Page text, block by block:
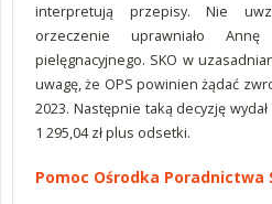
interpretują przepisy. Nie
orzeczenie uprawniało
pielęgnacyjnego. SKO w
uwagę, że OPS powinien żądać
2023. Następnie taką decyzję
1 295,04 zł plus odsetki.
Pomoc Ośrodka Poradnictwa